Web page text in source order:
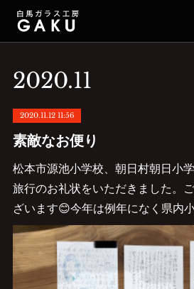
2020.11
2020.11.12 11:56
素敵なお便り
松本市源池小学校、朝日村朝日小
旅行のお礼状をいただきました。
ざいます😊今年は例年になく県内